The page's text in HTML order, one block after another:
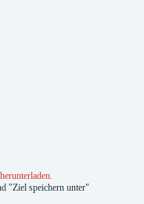
"Ziel speichern unter"